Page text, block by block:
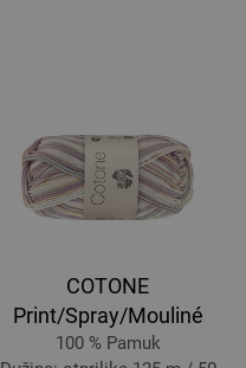
COTONE
Print/Spray/Mouliné
100 % Pamuk